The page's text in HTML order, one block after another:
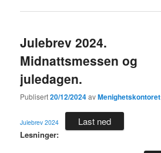
Julebrev 2024.
Midnattsmessen og
juledagen.
Publisert20/12/2024avMenighetskontoret
Julebrev 2024 Last ned
Lesninger: